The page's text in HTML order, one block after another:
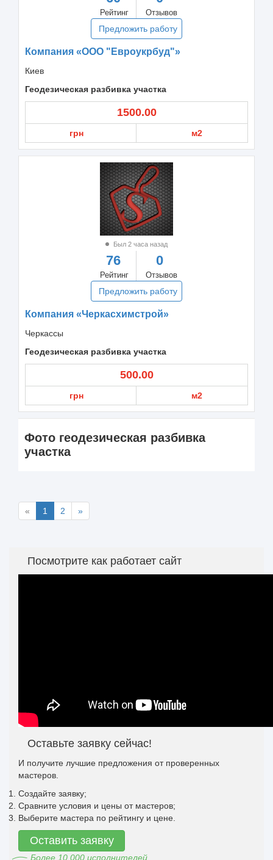
Рейтинг Отзывов
Предложить работу
Компания «ООО "Евроукрбуд"»
Киев
Геодезическая разбивка участка
1500.00
грн м2
Был 2 часа назад
76
Рейтинг
0
Отзывов
Предложить работу
Компания «Черкасхимстрой»
Черкассы
Геодезическая разбивка участка
500.00
грн м2
Фото геодезическая разбивка
участка
« 1 2 »
Посмотрите как работает сайт
Оставьте заявку сейчас!
И получите лучшие предложения от проверенных
мастеров.
Создайте заявку;
Сравните условия и цены от мастеров;
Выберите мастера по рейтингу и цене.
Оставить заявку
Более 10 000 исполнителей